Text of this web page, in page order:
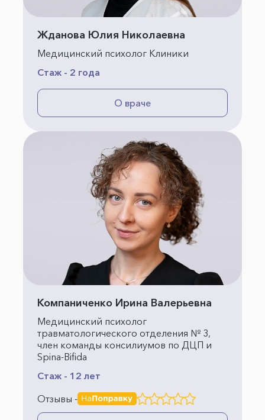
Жданова Юлия Николаевна
Медицинский психолог Клиники
Стаж - 2 года
О враче
Компаниченко Ирина Валерьевна
Медицинский психолог
травматологического отделения № 3,
член команды консилиумов по ДЦП и
Spina-Bifida
Стаж - 12 лет
Отзывы -